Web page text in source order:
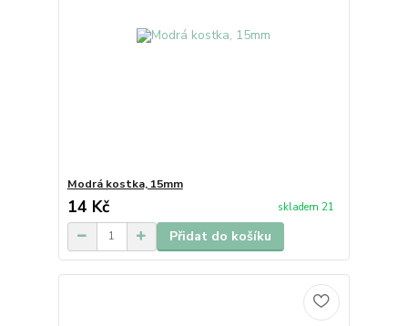
Modrá kostka, 15mm
14 Kč skladem 21
Přidat do košíku